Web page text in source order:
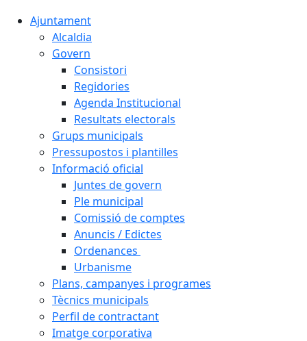
Ajuntament
Alcaldia
Govern
Consistori
Regidories
Agenda Institucional
Resultats electorals
Grups municipals
Pressupostos i plantilles
Informació oficial
Juntes de govern
Ple municipal
Comissió de comptes
Anuncis / Edictes
Ordenances
Urbanisme
Plans, campanyes i programes
Tècnics municipals
Perfil de contractant
Imatge corporativa